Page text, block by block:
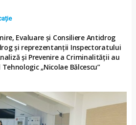
Evaluare și Consiliere Antidrog
și reprezentanții Inspectoratului
și Prevenire a Criminalității au
„Nicolae Bălcescu”